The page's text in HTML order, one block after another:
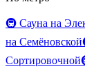
🚇 Сауна на
на Семёновской
Сортировочной